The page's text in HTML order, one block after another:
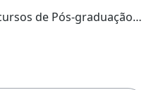
de Pós-graduação